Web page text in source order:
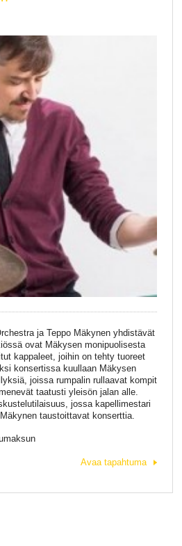
ja Teppo Mäkynen yhdistävät
ovat Mäkysen monipuolisesta
kappaleet, joihin on tehty tuoreet
konsertissa kuullaan Mäkysen
joissa rumpalin rullaavat kompit
taatusti yleisön jalan alle.
jossa kapellimestari
taustoittavat konserttia.
Avaa tapahtuma